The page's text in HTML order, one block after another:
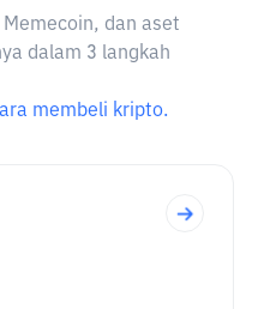
dan aset
dalam 3 langkah
membeli kripto.